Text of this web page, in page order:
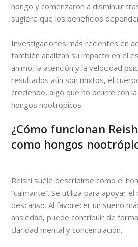
hongo y comenzaron a disminuir
sugiere que los beneficios
Investigaciones más recientes en
también analizan su impacto en el
ánimo, la atención y la velocidad
resultados aún son mixtos, el
creciendo, algo que no ocurre con
hongos nootrópicos.
¿Cómo funcionan
como hongos
Reishi suele describirse como el
“calmante”. Se utiliza para apoyar
descanso. Al favorecer un sueño
ansiedad, puede contribuir de
claridad mental y concentración.